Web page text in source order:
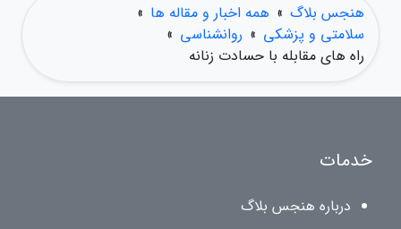
هنجس بلاگ » همه اخبار و مقاله ها »
سلامتی و پزشکی » روانشناسی »
راه های مقابله با حسادت زنانه
خدمات
درباره هنجس بلاگ